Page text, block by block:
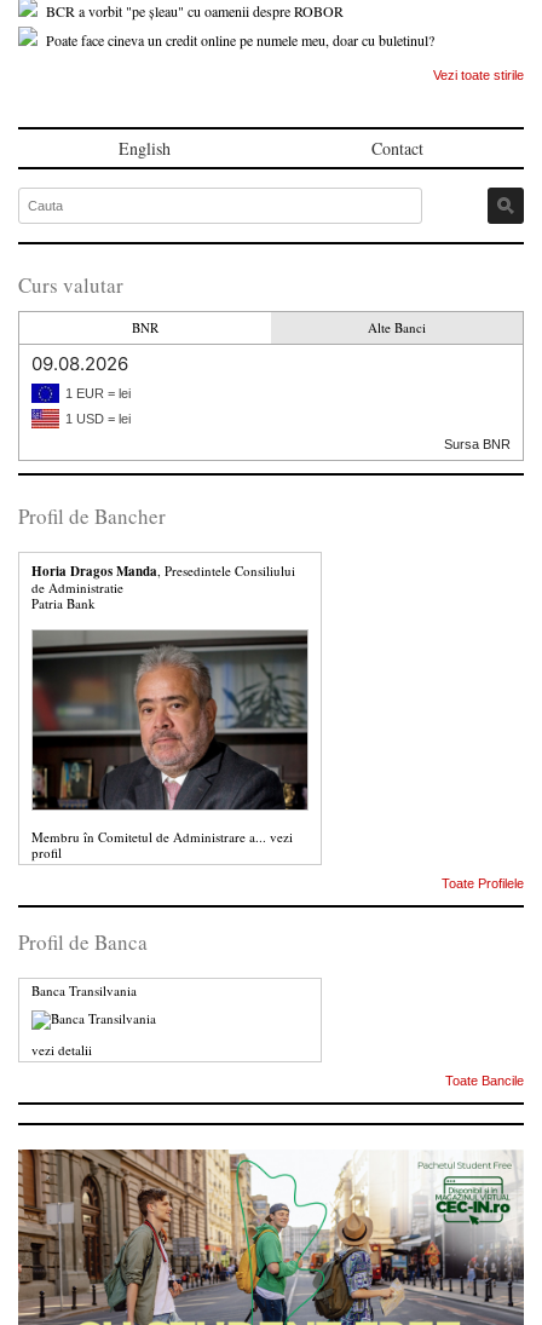
BCR a vorbit "pe șleau" cu oamenii despre ROBOR
Poate face cineva un credit online pe numele meu, doar cu buletinul?
Vezi toate stirile
English Contact
Curs valutar
BNR Alte Banci
09.08.2026
1 EUR = lei
1 USD = lei
Sursa BNR
Profil de Bancher
Horia Dragos Manda, Presedintele Consiliului
de Administratie
Patria Bank
Membru în Comitetul de Administrare a... vezi
profil
Toate Profilele
Profil de Banca
Banca Transilvania
vezi detalii
Toate Bancile